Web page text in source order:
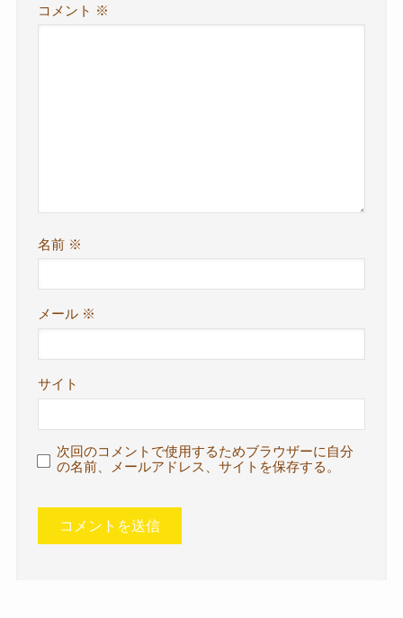
コメント ※
名前 ※
メール ※
サイト
次回のコメントで使用するためブラウザーに自分
の名前、メールアドレス、サイトを保存する。